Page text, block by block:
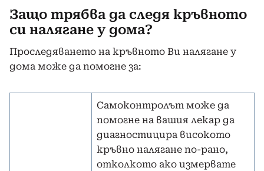
Защо трябва да следя кръвното
си налягане у дома?
Проследяването на кръвното Ви налягане у
дома може да помогне за:
Самоконтролът може да
помогне на вашия лекар да
диагностицира високото
кръвно налягане по-рано,
отколкото ако измервате